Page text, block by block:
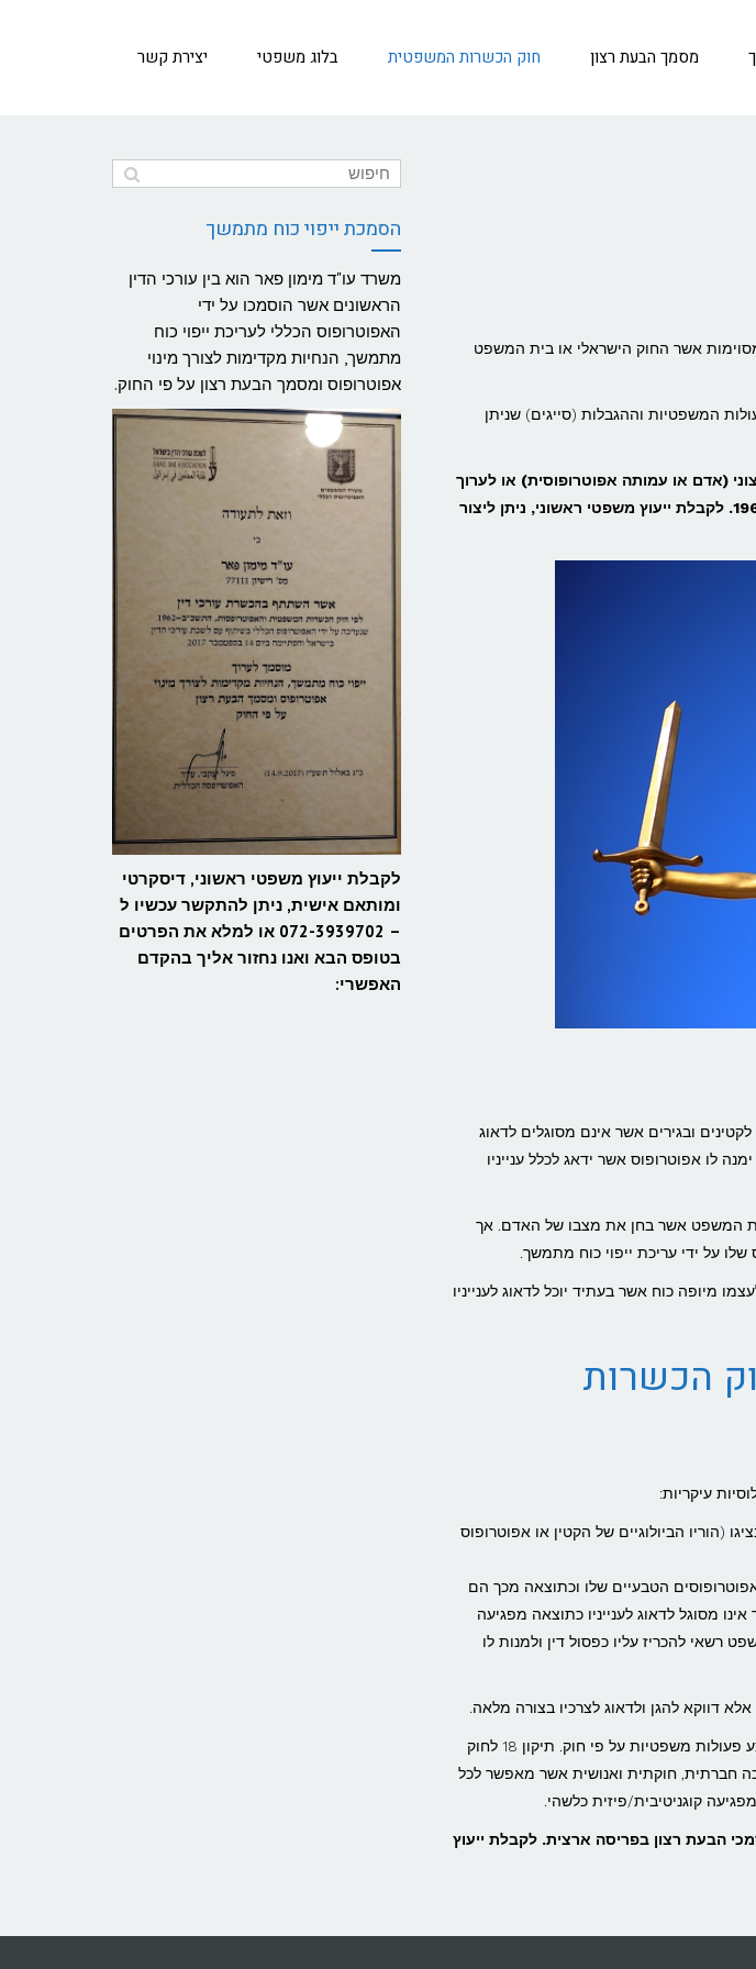
מסמך הבעת רצון חוק הכשרות המשפטית בלוג משפטי יצירת קשר
אשר החוק הישראלי או בית המשפט
הוא להסדיר ולהגדיר מהן הפעולות המשפטיות וההגבלות (סייגים) שניתן
(אדם או עמותה אפוטרופוסית) או לערוך
ולחתום על מסמך הבעת רצון בהתאם לחוק הכשרות המשפטית והאפוטרופסות, תשכ"ב-1962. לקבלת ייעוץ משפטי ראשוני, ניתן ליצור
והגבלות אשר נוגעים לקטינים ובגירים אשר אינם מסוגלים לדאוג
לו אפוטרופוס אשר ידאג לכלל ענייניו
ידי בית המשפט אשר בחן את מצבו של האדם. אך
דופן אשר מאפשר לכל אדם כשיר מעל גיל 18 לקבוע לעצמו מיופה כוח אשר בעתיד יוכל לדאוג לענייניו
הכשרות
מלאו לו 18, דורשת הסכמה של נציגו (הוריו הביולוגיים של הקטין או אפוטרופוס
את תפקידם כאפוטרופוסים הטבעיים שלו וכתוצאה מכך הם
מסוגל לדאוג לענייניו כתוצאה מפגיעה
רשאי להכריז עליו כפסול דין ולמנות לו
דווקא להגן ולדאוג לצרכיו בצורה מלאה.
לסיכום, חוק הכשרות המשפטית והאפוטרופסות, תשכ"ב-1962 מגביל, מגדיר וקובע מי כשיר לבצע פעולות משפטיות על פי חוק. תיקון 18 לחוק
חברתית, חוקתית ואנושית אשר מאפשר לכל
קוגניטיבית/פיזית כלשהי.
הבעת רצון בפריסה ארצית. לקבלת ייעוץ
הסמכת ייפוי כוח מתמשך
משרד עו"ד מימון פאר הוא בין עורכי הדין
הראשונים אשר הוסמכו על ידי
האפוטרופוס הכללי לעריכת ייפוי כוח
מתמשך, הנחיות מקדימות לצורך מינוי
אפוטרופוס ומסמך הבעת רצון על פי החוק.
לקבלת ייעוץ משפטי ראשוני, דיסקרטי
ומותאם אישית, ניתן להתקשר עכשיו ל
– 072-3939702 או למלא את הפרטים
בטופס הבא ואנו נחזור אליך בהקדם
האפשרי: